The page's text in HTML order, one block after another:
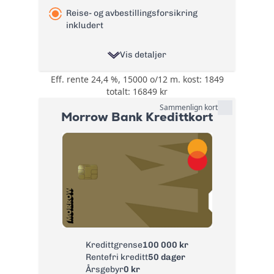
Reise- og avbestillingsforsikring
inkludert
Vis detaljer
Bonus:
0,5% på all bruk på
kortet i cashback
eller cashpoints og
3-5% Cashpoints på
Reise- og
avbestillingsforsikring
- 6 valgfrie
Tannhelseforsikring,
Betalingsforsikring
Betalingsforsikring
lån, Helårs
reiseforsirng,
Eff. rente 24,4 %, 15000 o/12 m. kost: 1849
totalt: 16849 kr
Sammenlign kort
Morrow Bank Kredittkort
Kredittgrense100 000 kr
Rentefri kreditt50 dager
Årsgebyr0 kr